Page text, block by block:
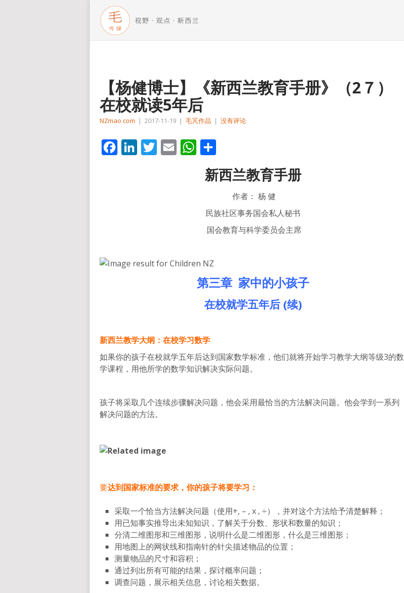
【杨健博士】《新西兰教育手册》（2７）
在校就读5年后
NZmao com | 2017-11-19 | 毛芃作品 | 没有评论
Facebook
LinkedIn
Twitter
EmailWhatsApp
享
新西兰教育手册
作者： 杨 健
民族社区事务国会私人秘书
国会教育与科学委员会主席
第三章 家中的小孩子
在校就学五年后 (续)
新西兰教学大纲：在校学习数学
如果你的孩子在校就学五年后达到国家数学标准，他们就将开始学习教学大纲等级3的数
学课程，用他所学的数学知识解决实际问题。
孩子将采取几个连续步骤解决问题，他会采用最恰当的方法解决问题。他会学到一系列
解决问题的方法。
要达到国家标准的要求，你的孩子将要学习：
采取一个恰当方法解决问题（使用+, – , x , ÷），并对这个方法给予清楚解释；
用已知事实推导出未知知识，了解关于分数、形状和数量的知识；
分清二维图形和三维图形，说明什么是二维图形，什么是三维图形；
用地图上的网状线和指南针的针尖描述物品的位置；
测量物品的尺寸和容积；
通过列出所有可能的结果，探讨概率问题；
调查问题，展示相关信息，讨论相关数据。